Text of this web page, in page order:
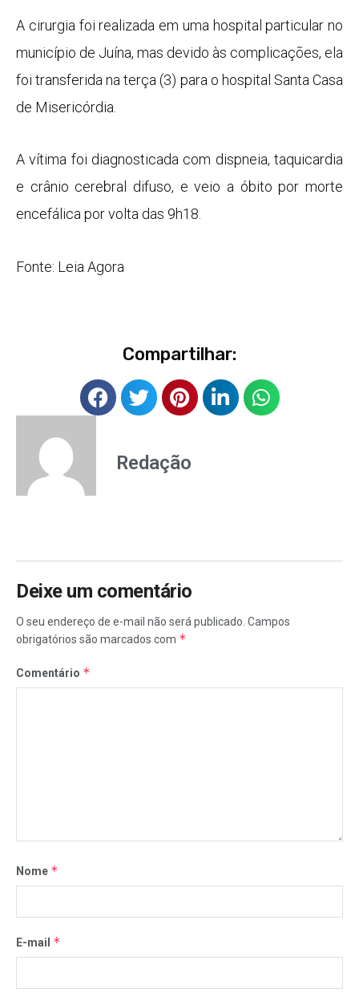
A cirurgia foi realizada em uma hospital particular no
município de Juína, mas devido às complicações, ela
foi transferida na terça (3) para o hospital Santa Casa
de Misericórdia.
A vítima foi diagnosticada com dispneia, taquicardia
e crânio cerebral difuso, e veio a óbito por morte
encefálica por volta das 9h18.
Fonte: Leia Agora
Compartilhar:
Redação
Deixe um comentário
O seu endereço de e-mail não será publicado. Campos
obrigatórios são marcados com *
Comentário *
Nome *
E-mail *